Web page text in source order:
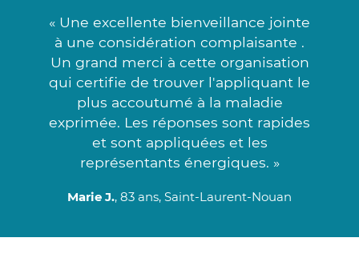
« Une excellente bienveillance jointe
à une considération complaisante .
Un grand merci à cette organisation
qui certifie de trouver l'appliquant le
plus accoutumé à la maladie
exprimée. Les réponses sont rapides
et sont appliquées et les
représentants énergiques. »
Marie J., 83 ans, Saint-Laurent-Nouan